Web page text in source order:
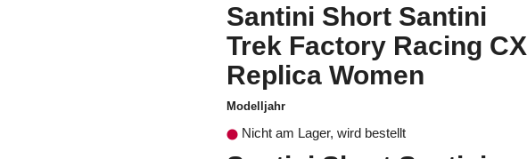
Santini Short Santini
Trek Factory Racing CX
Replica Women
Modelljahr
Nicht am Lager, wird bestellt